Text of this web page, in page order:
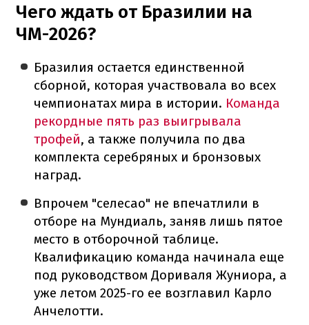
Чего ждать от Бразилии на
ЧМ-2026?
Бразилия остается единственной
сборной, которая участвовала во всех
чемпионатах мира в истории. Команда
рекордные пять раз выигрывала
трофей, а также получила по два
комплекта серебряных и бронзовых
наград.
Впрочем "селесао" не впечатлили в
отборе на Мундиаль, заняв лишь пятое
место в отборочной таблице.
Квалификацию команда начинала еще
под руководством Дориваля Жуниора, а
уже летом 2025-го ее возглавил Карло
Анчелотти.